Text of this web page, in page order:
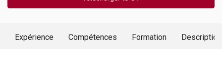
Expérience Compétences Formation Description